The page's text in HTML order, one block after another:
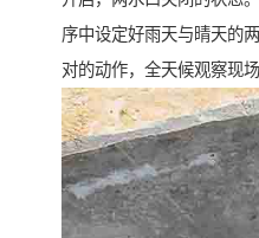
序中设定好雨天与晴天的
对的动作，全天候观察现场